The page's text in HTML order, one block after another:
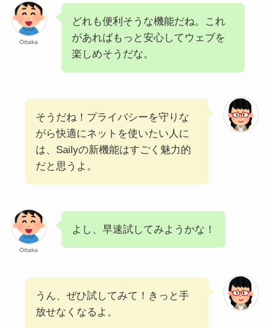
Ottaka
どれも便利そうな機能だね。これ
があればもっと安心してウェブを
楽しめそうだな。
そうだね！プライバシーを守りな
がら快適にネットを使いたい人に
は、Sailyの新機能はすごく魅力的
だと思うよ。
Ottaka
よし、早速試してみようかな！
うん、ぜひ試してみて！きっと手
放せなくなるよ。